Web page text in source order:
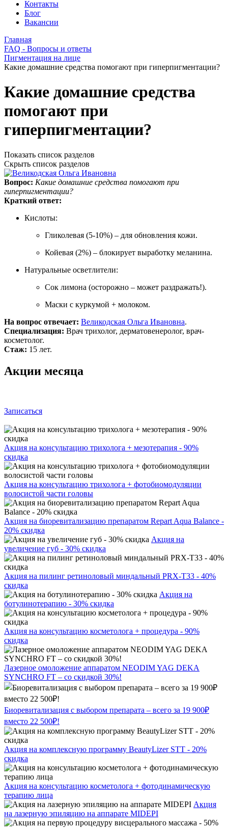
Контакты
Блог
Вакансии
Главная
FAQ - Вопросы и ответы
Пигментация на лице
Какие домашние средства помогают при гиперпигментации?
Какие домашние средства
помогают при
гиперпигментации?
Показать список разделов
Скрыть список разделов
Вопрос: Какие домашние средства помогают при
гиперпигментации?
Краткий ответ:
Кислоты:
Гликолевая (5-10%) – для обновления кожи.
Койевая (2%) – блокирует выработку меланина.
Натуральные осветлители:
Сок лимона (осторожно – может раздражать!).
Маски с куркумой + молоком.
На вопрос отвечает: Великодская Ольга Ивановна.
Специализация: Врач трихолог, дерматовенеролог, врач-
косметолог.
Стаж: 15 лет.
Акции месяца
Записаться
Акция на консультацию трихолога + мезотерапия - 90%
скидка
Акция на консультацию трихолога + фотобиомодуляции
волосистой части головы
Акция на биоревитализацию препаратом Repart Aqua Balance -
20% скидка
Акция на
увеличение губ - 30% скидка
Акция на пилинг ретиноловый миндальный PRX-T33 - 40%
скидка
Акция на
ботулинотерапию - 30% скидка
Акция на консультацию косметолога + процедура - 90%
скидка
Лазерное омоложение аппаратом NEODIM YAG DEKA
SYNCHRO FT – со скидкой 30%!
Биоревитализация с выбором препарата – всего за 19 900₽
вместо 22 500₽!
Акция на комплексную программу BeautyLizer STT - 20%
скидка
Акция на консультацию косметолога + фотодинамическую
терапию лица
Акция
на лазерную эпиляцию на аппарате MIDEPI